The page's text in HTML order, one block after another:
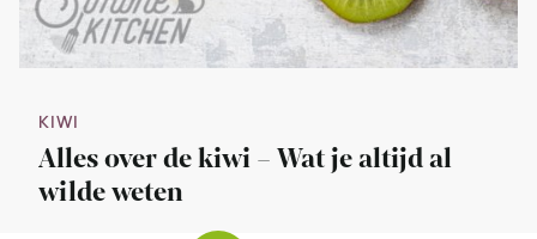
KIWI
Alles over de kiwi – Wat je altijd al
wilde weten